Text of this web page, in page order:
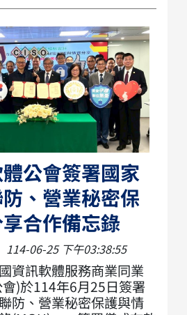
公會簽署國家
、營業秘密保
合作備忘錄
114-06-25 下午03:38:55
資訊軟體服務商業同業
)於114年6月25日簽署
防、營業秘密保護與情